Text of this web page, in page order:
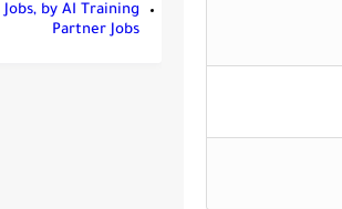
by AI Training
Partner Jobs